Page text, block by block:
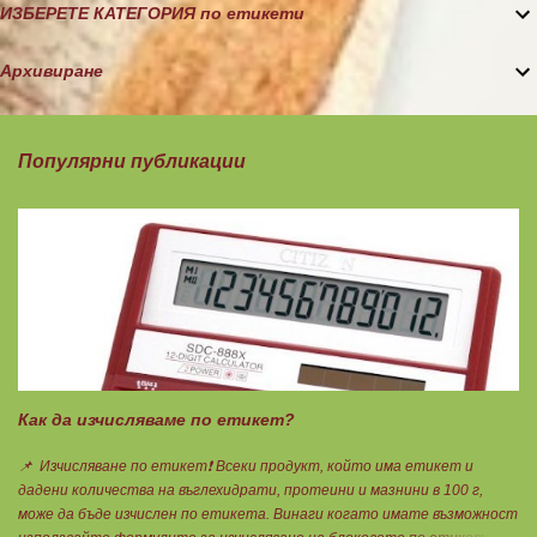
ИЗБЕРЕТЕ КАТЕГОРИЯ по етикети
Архивиране
Популярни публикации
Как да изчисляваме по етикет?
📌 Изчисляване по етикет❗ Всеки продукт, който има етикет и
дадени количества на въглехидрати, протеини и мазнини в 100 г,
може да бъде изчислен по етикета. Винаги когато имате възможност